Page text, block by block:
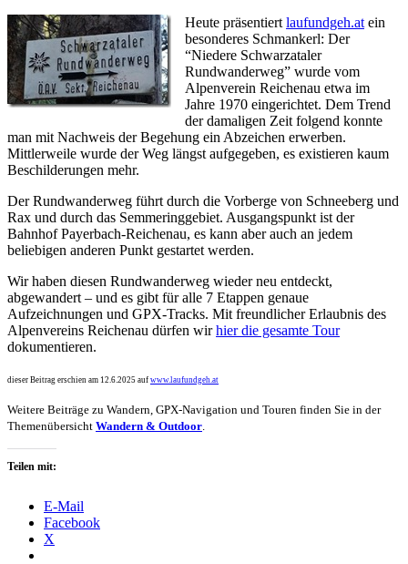
Heute präsentiert laufundgeh.at ein
besonderes Schmankerl: Der
“Niedere Schwarzataler
Rundwanderweg” wurde vom
Alpenverein Reichenau etwa im
Jahre 1970 eingerichtet. Dem Trend
der damaligen Zeit folgend konnte
man mit Nachweis der Begehung ein Abzeichen erwerben.
Mittlerweile wurde der Weg längst aufgegeben, es existieren kaum
Beschilderungen mehr.
Der Rundwanderweg führt durch die Vorberge von Schneeberg und
Rax und durch das Semmeringgebiet. Ausgangspunkt ist der
Bahnhof Payerbach-Reichenau, es kann aber auch an jedem
beliebigen anderen Punkt gestartet werden.
Wir haben diesen Rundwanderweg wieder neu entdeckt,
abgewandert – und es gibt für alle 7 Etappen genaue
Aufzeichnungen und GPX-Tracks. Mit freundlicher Erlaubnis des
Alpenvereins Reichenau dürfen wirhier die gesamte Tour
dokumentieren.
dieser Beitrag erschien am 12.6.2025 auf www.laufundgeh.at
Weitere Beiträge zu Wandern, GPX-Navigation und Touren finden Sie in der
Themenübersicht Wandern & Outdoor
Teilen mit:
E-Mail
Facebook
X